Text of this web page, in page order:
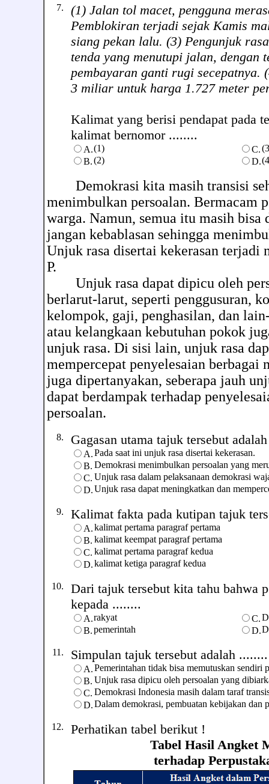
7. (1) Jalan tol macet, pengguna
Pemblokiran terjadi sejak Kamis
siang pekan lalu. (3) Pengunjuk
tenda yang menutupi jalan, dengan
pembayaran ganti rugi secepatnya.
3 miliar untuk harga 1.727 meter
Kalimat yang berisi pendapat pada
kalimat bernomor ........
A.(1)
B.(2)
C.
D.
Demokrasi kita masih transisi
menimbulkan persoalan. Bermacam
warga. Namun, semua itu masih bisa
jangan kebablasan sehingga
Unjuk rasa disertai kekerasan terjadi
P.
Unjuk rasa dapat dipicu oleh
berlarut-larut, seperti penggusuran,
kelompok, gaji, penghasilan, dan
atau kelangkaan kebutuhan pokok
unjuk rasa. Di sisi lain, unjuk rasa
mempercepat penyelesaian berbagai
juga dipertanyakan, seberapa jauh
dapat berdampak terhadap
persoalan.
8. Gagasan utama tajuk tersebut
A.Pada saat ini unjuk rasa disertai kekerasan.
B. Demokrasi menimbulkan persoalan yang
C. Unjuk rasa dalam pelaksanaan demokrasi
D.Unjuk rasa dapat meningkatkan dan
9. Kalimat fakta pada kutipan tajuk
A.kalimat pertama paragraf pertama
B. kalimat keempat paragraf pertama
C. kalimat pertama paragraf kedua
D.kalimat ketiga paragraf kedua
10. Dari tajuk tersebut kita tahu bahwa
kepada ........
A.rakyat
B.pemerintah
C.
D.
11. Simpulan tajuk tersebut adalah ........
A.Pemerintahan tidak bisa memutuskan sendiri
B. Unjuk rasa dipicu oleh persoalan yang
C. Demokrasi Indonesia masih dalam taraf
D.Dalam demokrasi, pembuatan kebijakan dan
12. Perhatikan tabel berikut !
Tabel Hasil Angket
terhadap